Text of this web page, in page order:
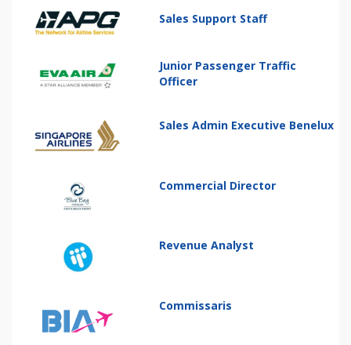
Sales Support Staff
Junior Passenger Traffic
Officer
Sales Admin Executive Benelux
Commercial Director
Revenue Analyst
Commissaris